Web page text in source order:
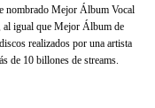
nombrado Mejor Álbum Vocal
igual que Mejor Álbum de
realizados por una artista
de 10 billones de streams.